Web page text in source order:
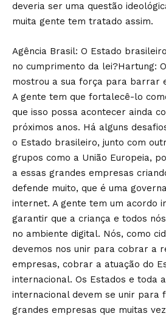
deveria ser uma questão
muita gente tem tratado assim.
Agência Brasil: O Estado
no cumprimento da lei?Hartung:
mostrou a sua força para barrar
A gente tem que fortalecê-lo
que isso possa acontecer ainda
próximos anos. Há alguns
o Estado brasileiro, junto com
grupos como a União Europeia,
a essas grandes empresas
defende muito, que é uma
internet. A gente tem um acordo
garantir que a criança e todos
no ambiente digital. Nós, como
devemos nos unir para cobrar a
empresas, cobrar a atuação do
internacional. Os Estados e toda
internacional devem se unir para
grandes empresas que muitas